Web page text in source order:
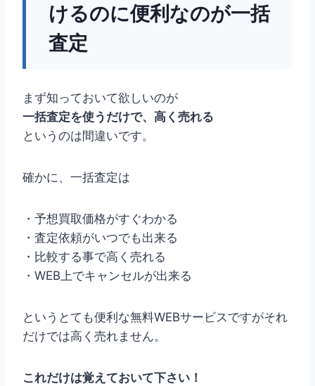
けるのに便利なのが一括
査定
まず知っておいて欲しいのが
一括査定を使うだけで、高く売れる
というのは間違いです。
確かに、一括査定は
・予想買取価格がすぐわかる
・査定依頼がいつでも出来る
・比較する事で高く売れる
・WEB上でキャンセルが出来る
というとても便利な無料WEBサービスですがそれ
だけでは高く売れません。
これだけは覚えておいて下さい！